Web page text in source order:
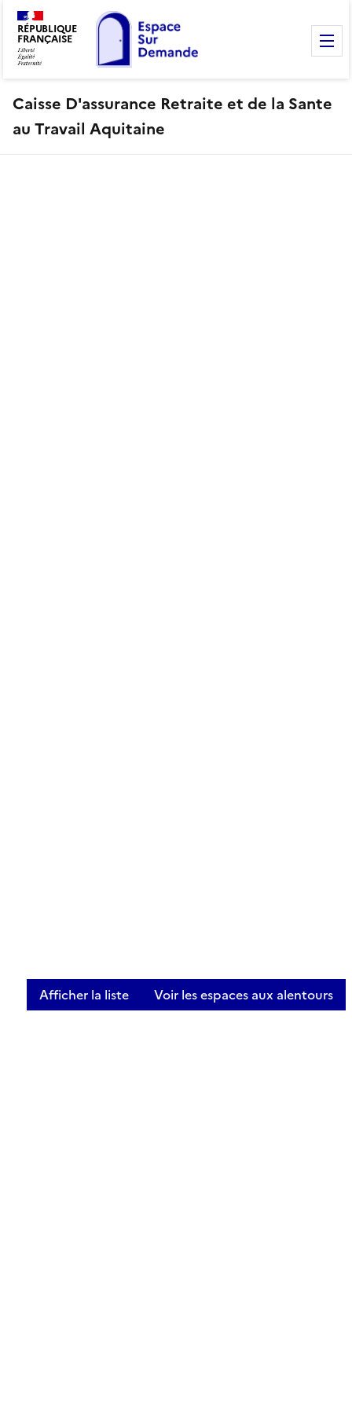
RÉPUBLIQUE
FRANÇAISE
Caisse D'assurance Retraite et de la Sante
au Travail Aquitaine
Afficher la liste Voir les espaces aux alentours